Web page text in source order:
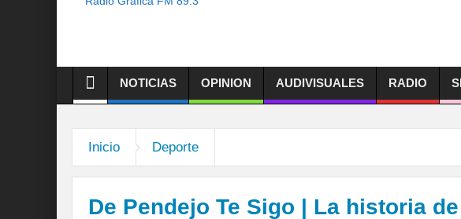
NOTICIAS OPINION AUDIVISUALES RADIO
Inicio Deporte
De Pendejo Te Sigo | La historia